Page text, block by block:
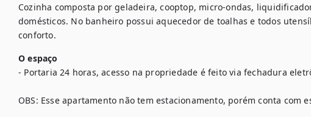
Cozinha composta por geladeira, cooptop, micro-ondas,
domésticos. No banheiro possui aquecedor de toalhas e todos
conforto.
O espaço
- Portaria 24 horas, acesso na propriedade é feito via fechadura
OBS: Esse apartamento não tem estacionamento, porém conta com